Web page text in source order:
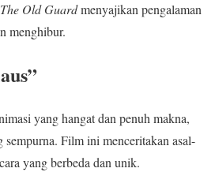
The Old Guardmenyajikan pengalaman
menghibur.
yang hangat dan penuh makna,
sempurna. Film ini menceritakan asal-
yang berbeda dan unik.